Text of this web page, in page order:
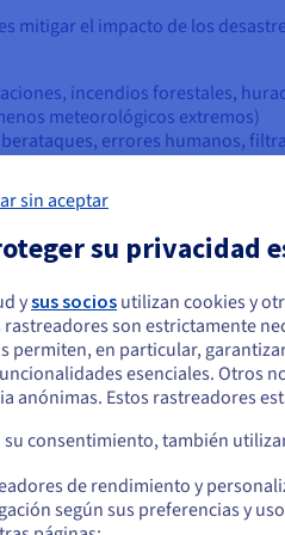
mitigar el impacto de los
incendios forestales,
meteorológicos extremos)
errores humanos,
fallos de software o hardware,
ante
riesgo cada vez mayor de
empresariales y de TI. Esto
el lujo de perder datos o
ante desastres es
digitales
que está
hacer un pedido desde Estados
y crear una cuenta.
us.ovhcloud.com/learn Inglés
sin aceptar
su privacidad
ysus socios utilizan cookies y
rastreadores son estrictamente
permiten, en particular,
esenciales. Otros
anónimas. Estos rastreadores
su consentimiento, también
de rendimiento y
según sus preferencias y